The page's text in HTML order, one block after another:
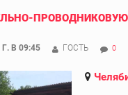
В 09:45 ГОСТЬ 0